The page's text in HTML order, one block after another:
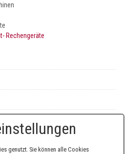
Rechengeräte
genutzt. Sie können alle Cookies